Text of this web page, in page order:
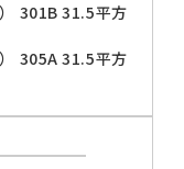
301B 31.5平方
305A 31.5平方